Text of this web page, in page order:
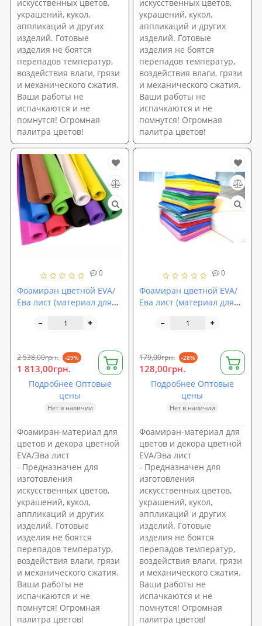
искусственных цветов,
украшений, кукол,
аппликаций и других
изделий. Готовые
изделия не боятся
перепадов температур,
воздействия влаги, грязи
и механического сжатия.
Ваши работы не
испачкаются и не
помнутся! Огромная
палитра цветов!
искусственных цветов,
украшений, кукол,
аппликаций и других
изделий. Готовые
изделия не боятся
перепадов температур,
воздействия влаги, грязи
и механического сжатия.
Ваши работы не
испачкаются и не
помнутся! Огромная
палитра цветов!
0
Фоамиран цветной EVA/
Ева лист (материал для
2500х1500x5мм
2 538,00грн. -29%
1 813,00грн.
Подробнее Оптовые
цены
Нет в наличии
Фоамиран-материал для
цветов и декора цветной
EVA/Эва лист
- Предназначен для
изготовления
искусственных цветов,
украшений, кукол,
аппликаций и других
изделий. Готовые
изделия не боятся
перепадов температур,
воздействия влаги, грязи
и механического сжатия.
Ваши работы не
испачкаются и не
помнутся! Огромная
палитра цветов!
0
Фоамиран цветной EVA/
Ева лист (материал для
500x500x4мм
179,00грн. -28%
128,00грн.
Подробнее Оптовые
цены
Нет в наличии
Фоамиран-материал для
цветов и декора цветной
EVA/Эва лист
- Предназначен для
изготовления
искусственных цветов,
украшений, кукол,
аппликаций и других
изделий. Готовые
изделия не боятся
перепадов температур,
воздействия влаги, грязи
и механического сжатия.
Ваши работы не
испачкаются и не
помнутся! Огромная
палитра цветов!